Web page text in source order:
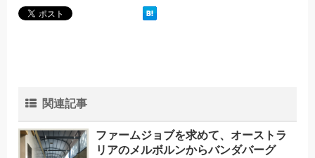
関連記事
ファームジョブを求めて、オーストラ
リアのメルボルンからバンダバーグ